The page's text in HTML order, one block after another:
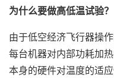
为什么要做高低温试验？
由于低空经济飞行器操
每台机器对内部功耗加
本身的硬件对温度的适